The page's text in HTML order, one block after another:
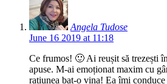
Angela Tudose
June 16 2019 at 11:18
Ce frumos! 🙂 Ai reușit să trezești
apuse. M-ai emoționat maxim cu
rațiunea bat-o vina! Ea îmi